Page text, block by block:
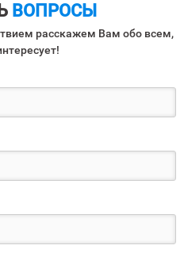
ВОПРОСЫ
расскажем Вам обо всем,